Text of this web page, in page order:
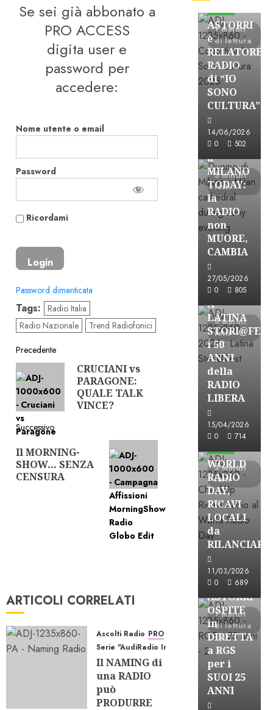
Se sei già abbonato a
PRO ACCESS
digita user e
password per
accedere:
Nome utente o email
Password
Ricordami
Password dimenticata
Tags: Radio Italia
Radio Nazionale
Trend Radiofonici
Navigazione
articolo
Precedente
Articolo
precedente:
CRUCIANI vs
PARAGONE:
QUALE TALK
VINCE?
Successivo
Articolo
successivo:
Il MORNING-
SHOW… SENZA
CENSURA
ARTICOLI CORRELATI
Ascolti Radio PRO
Serie "AudiRadio Insights"
Il NAMING di
una RADIO
può
PRODURRE
1 minuti
di lettura
ASTORRI
è
RELATORE
RADIO
di “IO
SONO
CULTURA”
14/06/2026
0
502
3 minuti
letti
FREE
ASTORRI
a
MILANO
TODAY:
la
RADIO
non
MUORE,
CAMBIA
27/05/2026
0
805
3 minuti
letti
Astorri News
FREE
A
LATINA
i 50
ANNI
della
RADIO
LIBERA
15/04/2026
0
714
3 minuti
letti
Astorri News
WORLD
RADIO
DAY,
RICAVI
LOCALI
da
RILANCIARE
11/03/2026
0
689
1 minuti
di lettura
Astorri News
FREE
ASTORRI
OSPITE
in
DIRETTA
a RGS
per i
SUOI 25
ANNI